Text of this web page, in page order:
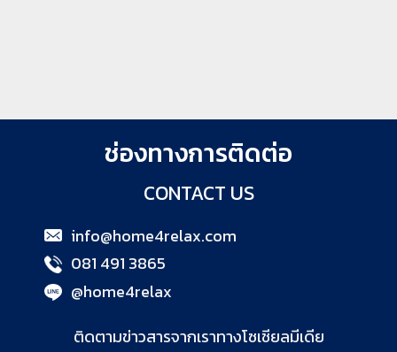
ช่องทางการติดต่อ
CONTACT US
info@home4relax.com
081 491 3865
@home4relax
ติดตามข่าวสารจากเราทางโซเชียลมีเดีย